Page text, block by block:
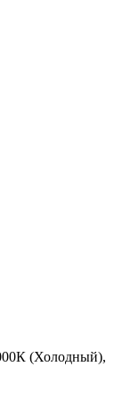
(Холодный),